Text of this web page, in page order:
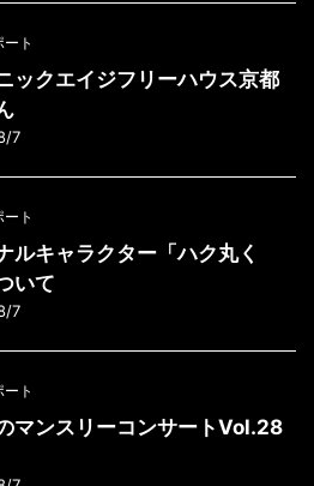
ト
ックエイジフリーハウス京都
7
ト
ルキャラクター「ハク丸く
いて
7
ト
マンスリーコンサートVol.28